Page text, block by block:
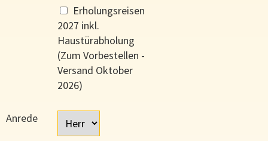
Erholungsreisen
2027 inkl.
Haustürabholung
(Zum Vorbestellen -
Versand Oktober
2026)
Anrede